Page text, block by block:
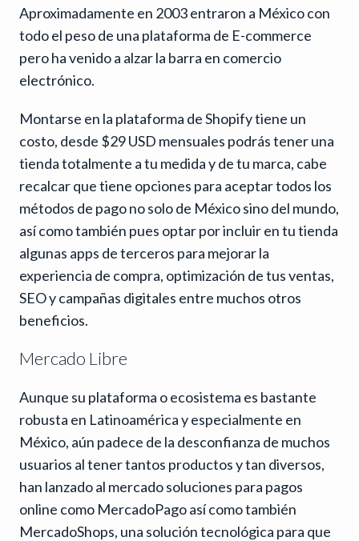
Aproximadamente en 2003 entraron a México con
todo el peso de una plataforma de E-commerce
pero ha venido a alzar la barra en comercio
electrónico.
Montarse en la plataforma de Shopify tiene un
costo, desde $29 USD mensuales podrás tener una
tienda totalmente a tu medida y de tu marca, cabe
recalcar que tiene opciones para aceptar todos los
métodos de pago no solo de México sino del mundo,
así como también pues optar por incluir en tu tienda
algunas apps de terceros para mejorar la
experiencia de compra, optimización de tus ventas,
SEO y campañas digitales entre muchos otros
beneficios.
Mercado Libre
Aunque su plataforma o ecosistema es bastante
robusta en Latinoamérica y especialmente en
México, aún padece de la desconfianza de muchos
usuarios al tener tantos productos y tan diversos,
han lanzado al mercado soluciones para pagos
online como MercadoPago así como también
MercadoShops, una solución tecnológica para que